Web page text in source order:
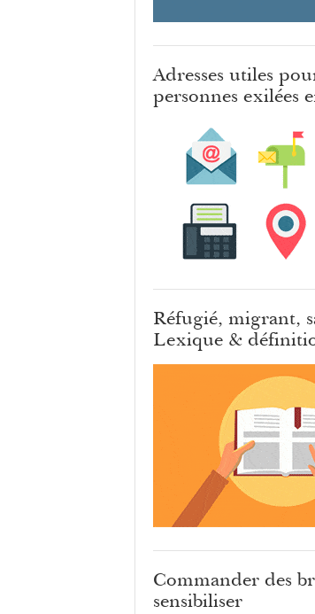
Adresses utiles
personnes exilées
Réfugié, migrant,
Lexique &
Commander des
sensibiliser